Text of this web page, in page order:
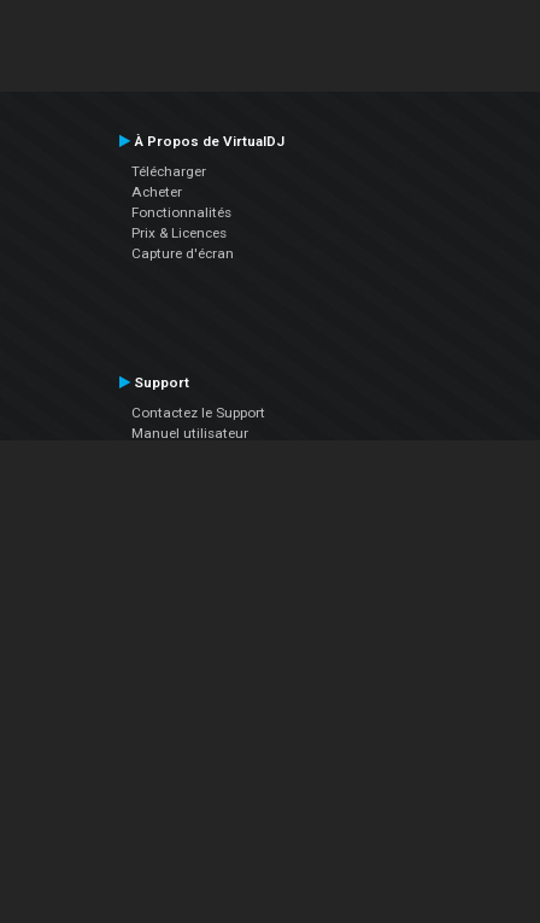
À Propos de VirtualDJ
Télécharger
Acheter
Fonctionnalités
Prix & Licences
Capture d'écran
Support
Contactez le Support
Manuel utilisateur